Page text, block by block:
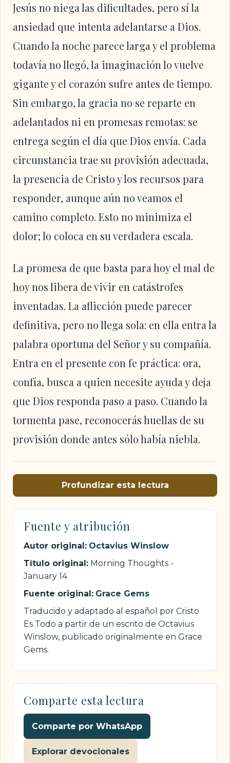
Jesús no niega las dificultades, pero sí la
ansiedad que intenta adelantarse a Dios.
Cuando la noche parece larga y el problema
todavía no llegó, la imaginación lo vuelve
gigante y el corazón sufre antes de tiempo.
Sin embargo, la gracia no se reparte en
adelantados ni en promesas remotas: se
entrega según el día que Dios envía. Cada
circunstancia trae su provisión adecuada,
la presencia de Cristo y los recursos para
responder, aunque aún no veamos el
camino completo. Esto no minimiza el
dolor; lo coloca en su verdadera escala.
La promesa de que basta para hoy el mal de
hoy nos libera de vivir en catástrofes
inventadas. La aflicción puede parecer
definitiva, pero no llega sola: en ella entra la
palabra oportuna del Señor y su compañía.
Entra en el presente con fe práctica: ora,
confía, busca a quien necesite ayuda y deja
que Dios responda paso a paso. Cuando la
tormenta pase, reconocerás huellas de su
provisión donde antes sólo había niebla.
Profundizar esta lectura
Fuente y atribución
Autor original: Octavius Winslow
Título original: Morning Thoughts -
January 14
Fuente original: Grace Gems
Traducido y adaptado al español por Cristo
Es Todo a partir de un escrito de Octavius
Winslow, publicado originalmente en Grace
Gems.
Comparte esta lectura
Comparte por WhatsApp
Explorar devocionales